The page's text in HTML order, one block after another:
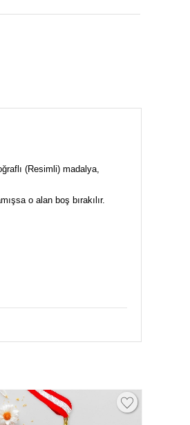
(Resimli) madalya,
o alan boş bırakılır.